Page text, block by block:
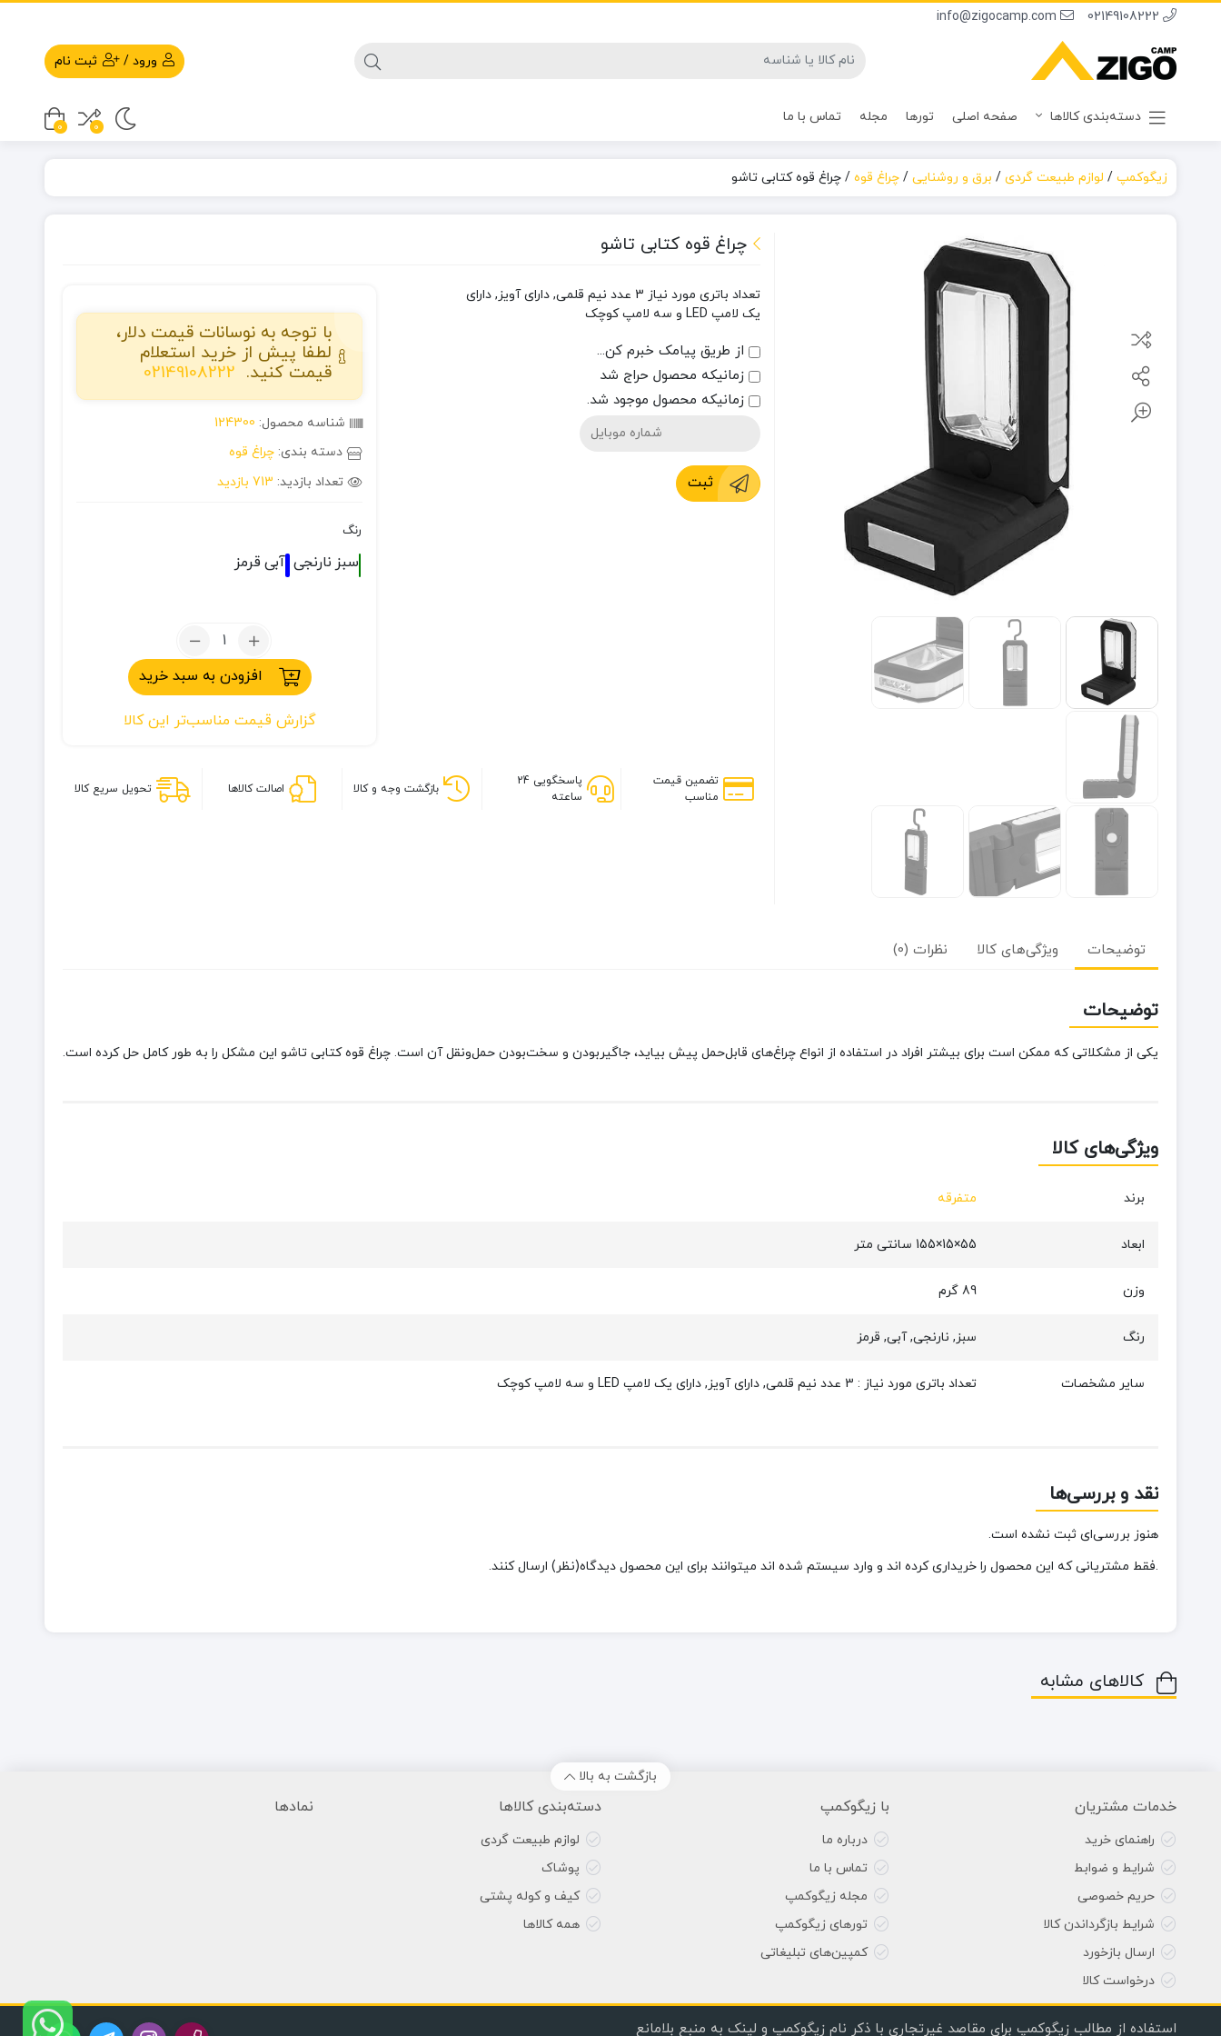
02149108222
info@zigocamp.com
ورود / ثبت نام
دسته‌بندی کالاها صفحه اصلی تورها مجله تماس با ما
0
0
زیگوکمپ/ لوازم طبیعت گردی/ برق و روشنایی/ چراغ قوه/ چراغ قوه کتابی تاشو
چراغ قوه کتابی تاشو
تعداد باتری مورد نیاز 3 عدد نیم قلمی, دارای آویز, دارای
یک لامپ LED و سه لامپ کوچک
از طریق پیامک خبرم کن...
زمانیکه محصول حراج شد
زمانیکه محصول موجود شد.
ثبت
با توجه به نوسانات قیمت دلار،
لطفا پیش از خرید استعلام
قیمت کنید. 02149108222
شناسه محصول: 124300
دسته بندی: چراغ قوه
تعداد بازدید: 713 بازدید
رنگ
سبز نارنجی آبی قرمز
تعداد:
چراغ
قوه
کتابی
تاشو
افزودن به سبد خرید
گزارش قیمت مناسب‌تر این کالا
تضمین قیمت
مناسب
پاسخگویی 24
ساعته
بازگشت وجه و کالا اصالت کالاها تحویل سریع کالا
توضیحات ویژگی‌های کالا نظرات (0)
توضیحات
یکی از مشکلاتی که ممکن است برای بیشتر افراد در استفاده از انواع چراغ‌های قابل‌‎حمل پیش بیاید، جاگیربودن و سخت‌بودن حمل‌و‌نقل آن است. چراغ قوه کتابی تاشو این مشکل را به طور کامل حل کرده است.
ویژگی‌های کالا
برند متفرقه
ابعاد 55×15×155 سانتی متر
وزن 89 گرم
رنگ سبز, نارنجی, آبی, قرمز
سایر مشخصات تعداد باتری مورد نیاز : 3 عدد نیم قلمی, دارای آویز, دارای یک لامپ LED و سه لامپ کوچک
نقد و بررسی‌ها
هنوز بررسی‌ای ثبت نشده است.
.فقط مشتریانی که این محصول را خریداری کرده اند و وارد سیستم شده اند میتوانند برای این محصول دیدگاه(نظر) ارسال کنند.
کالاهای مشابه
بازگشت به بالا
خدمات مشتریان
راهنمای خرید
شرایط و ضوابط
حریم خصوصی
شرایط بازگرداندن کالا
ارسال بازخورد
درخواست کالا
با زیگوکمپ
درباره ما
تماس با ما
مجله زیگوکمپ
تورهای زیگوکمپ
کمپین‌های تبلیغاتی
دسته‌بندی کالاها
لوازم طبیعت گردی
پوشاک
کیف و کوله پشتی
همه کالاها
نمادها
استفاده از مطالب زیگوکمپ برای مقاصد غیرتجاری با ذکر نام زیگوکمپ و لینک به منبع بلامانع